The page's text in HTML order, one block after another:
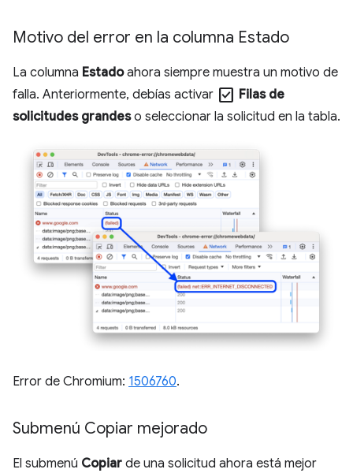
Motivo del error en la columna Estado
La columna Estadoahora siempre muestra un motivo de
falla. Anteriormente, debías activar check_box Filas de
solicitudes grandeso seleccionar la solicitud en la tabla.
Error de Chromium: 1506760.
Submenú Copiar mejorado
El submenú Copiar de una solicitud ahora está mejor